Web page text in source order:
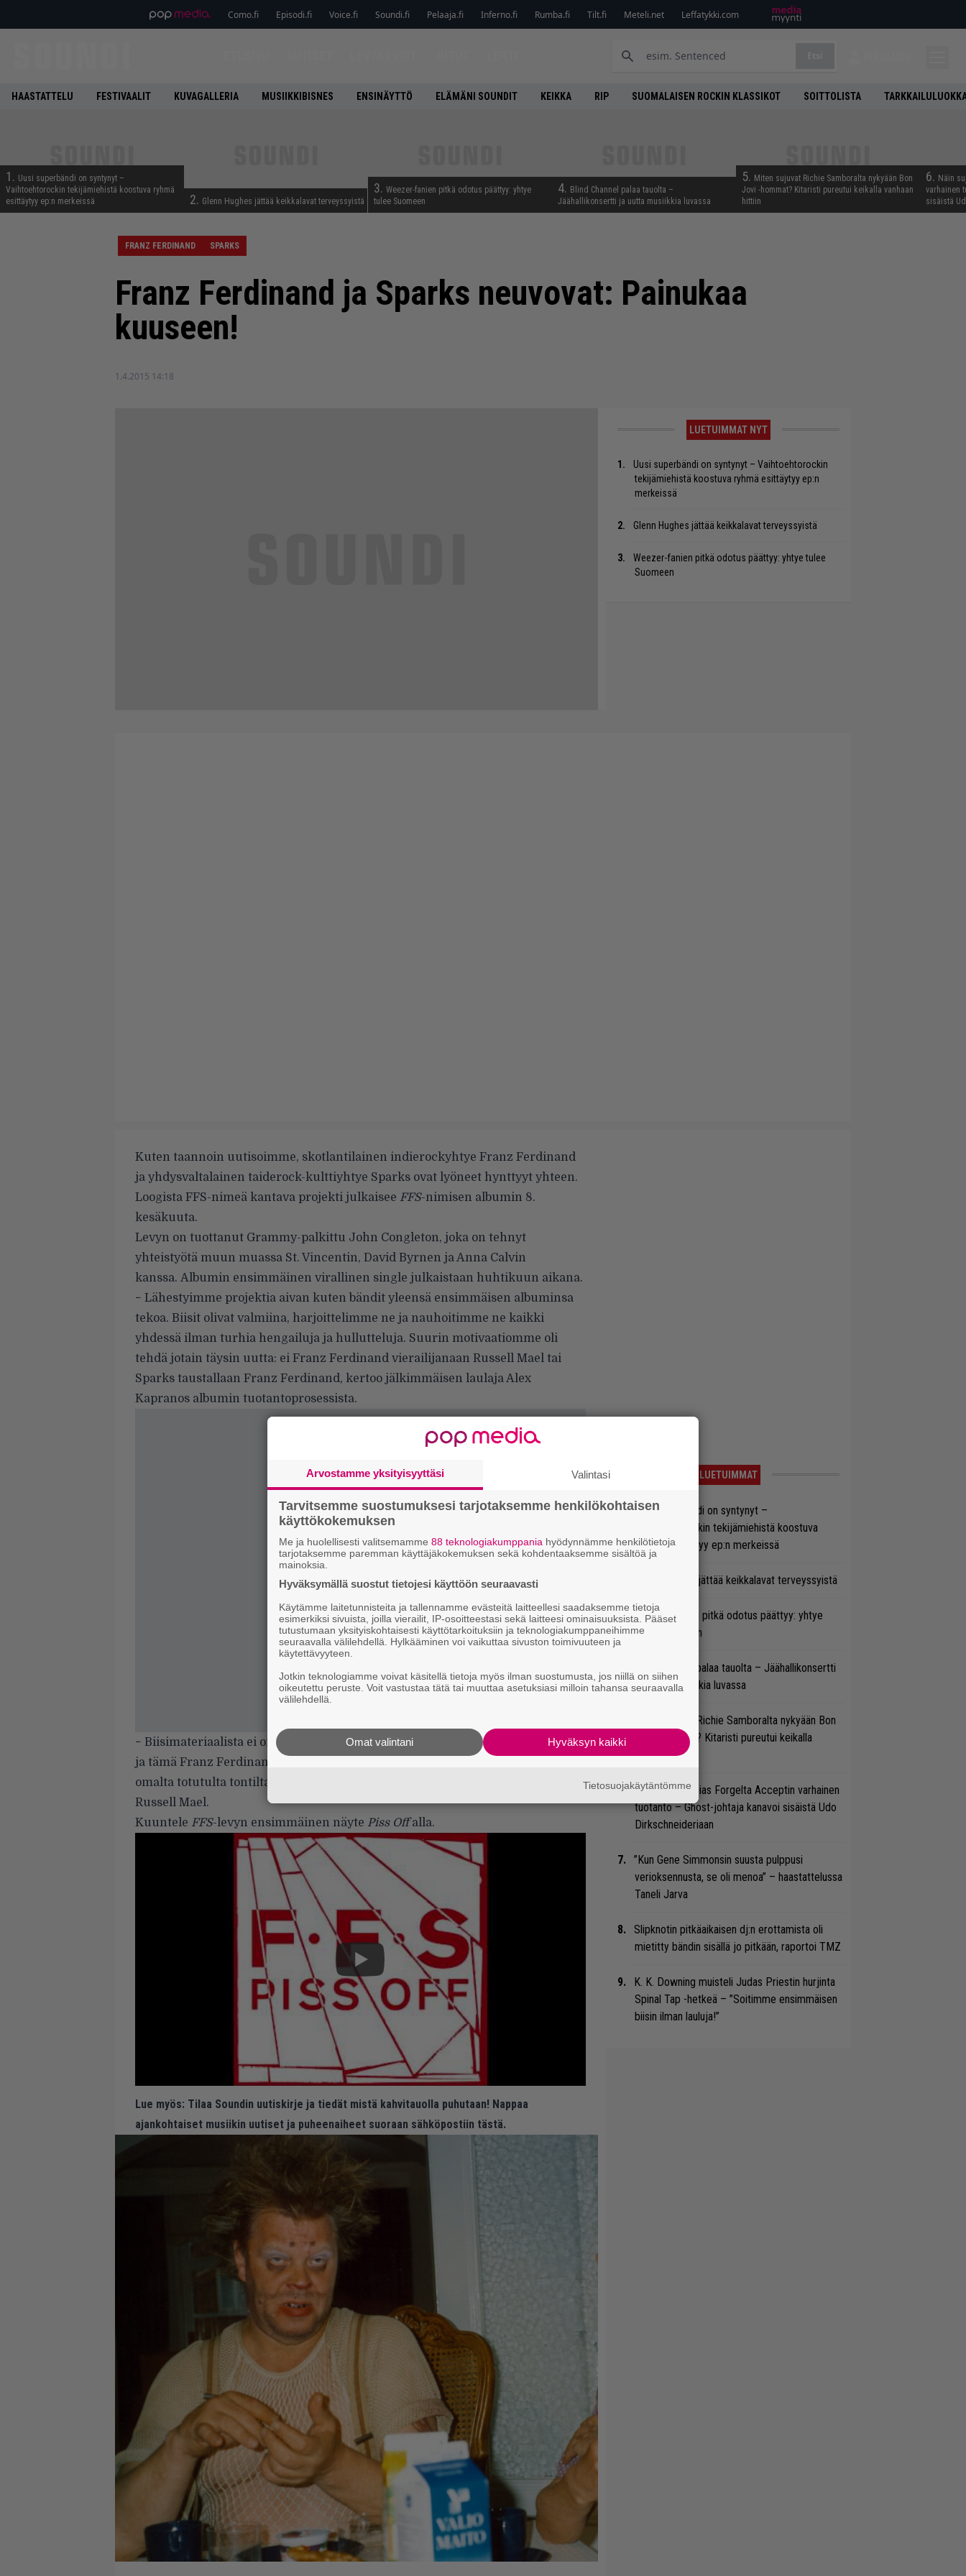
Como.fi Episodi.fi Voice.fi Soundi.fi Pelaaja.fi Inferno.fi Rumba.fi Tilt.fi Meteli.net Leffatykki.com
HAASTATTELU FESTIVAALIT KUVAGALLERIA MUSIIKKIBISNES ENSINÄYTTÖ ELÄMÄNI SOUNDIT KEIKKA RIP SUOMALAISEN ROCKIN KLASSIKOT SOITTOLISTA
1. Uusi superbändi on syntynyt –
Vaihtoehtorockin tekijämiehistä koostuva ryhmä
esittäytyy ep:n merkeissä
2. Glenn Hughes jättää keikkalavat terveyssyistä
3. Weezer-fanien pitkä odotus päättyy: yhtye
tulee Suomeen
4. Blind Channel palaa tauolta –
Jäähallikonsertti ja uutta musiikkia luvassa
5. Miten sujuvat Richie Samboralta nykyään Bon
Jovi -hommat? Kitaristi pureutui keikalla vanhaan
hittiin
6. Näin
varhainen
sisäistä
FRANZ FERDINAND SPARKS
Franz Ferdinand ja Sparks neuvovat: Painukaa
kuuseen!
1.4.2015 14:18
LUETUIMMAT NYT
Uusi superbändi on syntynyt – Vaihtoehtorockin
tekijämiehistä koostuva ryhmä esittäytyy ep:n
merkeissä
Glenn Hughes jättää keikkalavat terveyssyistä
Weezer-fanien pitkä odotus päättyy: yhtye tulee
Suomeen
Kuten taannoin uutisoimme, skotlantilainen indierockyhtye Franz Ferdinand
ja yhdysvaltalainen taiderock-kulttiyhtye Sparks ovat lyöneet hynttyyt yhteen.
Loogista FFS-nimeä kantava projekti julkaisee FFS-nimisen albumin 8.
kesäkuuta.
Levyn on tuottanut Grammy-palkittu John Congleton, joka on tehnyt
yhteistyötä muun muassa St. Vincentin, David Byrnen ja Anna Calvin
kanssa. Albumin ensimmäinen virallinen single julkaistaan huhtikuun aikana.
− Lähestyimme projektia aivan kuten bändit yleensä ensimmäisen albuminsa
tekoa. Biisit olivat valmiina, harjoittelimme ne ja nauhoitimme ne kaikki
yhdessä ilman turhia hengailuja ja hullutteluja. Suurin motivaatiomme oli
tehdä jotain täysin uutta: ei Franz Ferdinand vierailijanaan Russell Mael tai
Sparks taustallaan Franz Ferdinand, kertoo jälkimmäisen laulaja Alex
Kapranos albumin tuotantoprosessista.
− Biisimateriaalista ei oikeastaan voi suoraan sanoa, että tämä osa on Sparksia
ja tämä Franz Ferdinandia. Uskon, että kumpikin yhtye otti harppauksen pois
omalta totutulta tontiltaan luodakseen jotain uutta, toteaa puolestaan Sparksin
Russell Mael.
Kuuntele FFS-levyn ensimmäinen näyte Piss Offalla.
Lue myös: Tilaa Soundin uutiskirje ja tiedät mistä kahvitauolla puhutaan! Nappaa
ajankohtaiset musiikin uutiset ja puheenaiheet suoraan sähköpostiin tästä.
LUETUIMMAT
Uusi superbändi on syntynyt –
Vaihtoehtorockin tekijämiehistä koostuva
ryhmä esittäytyy ep:n merkeissä
Glenn Hughes jättää keikkalavat terveyssyistä
Weezer-fanien pitkä odotus päättyy: yhtye
tulee Suomeen
Blind Channel palaa tauolta – Jäähallikonsertti
ja uutta musiikkia luvassa
Miten sujuvat Richie Samboralta nykyään Bon
Jovi -hommat? Kitaristi pureutui keikalla
vanhaan hittiin
Näin sujuu Tobias Forgelta Acceptin varhainen
tuotanto – Ghost-johtaja kanavoi sisäistä Udo
Dirkschneideriaan
”Kun Gene Simmonsin suusta pulppusi
verioksennusta, se oli menoa” – haastattelussa
Taneli Jarva
Slipknotin pitkäaikaisen dj:n erottamista oli
mietitty bändin sisällä jo pitkään, raportoi TMZ
K. K. Downing muisteli Judas Priestin hurjinta
Spinal Tap -hetkeä – ”Soitimme ensimmäisen
biisin ilman lauluja!”
Arvostamme yksityisyyttäsi Valintasi
Tarvitsemme suostumuksesi tarjotaksemme henkilökohtaisen
käyttökokemuksen
Me ja huolellisesti valitsemamme 88 teknologiakumppania hyödynnämme henkilötietoja
tarjotaksemme paremman käyttäjäkokemuksen sekä kohdentaaksemme sisältöä ja
mainoksia.
Hyväksymällä suostut tietojesi käyttöön seuraavasti
Käytämme laitetunnisteita ja tallennamme evästeitä laitteellesi saadaksemme tietoja
esimerkiksi sivuista, joilla vierailit, IP-osoitteestasi sekä laitteesi ominaisuuksista. Pääset
tutustumaan yksityiskohtaisesti käyttötarkoituksiin ja teknologiakumppaneihimme
seuraavalla välilehdellä. Hylkääminen voi vaikuttaa sivuston toimivuuteen ja
käytettävyyteen.
Jotkin teknologiamme voivat käsitellä tietoja myös ilman suostumusta, jos niillä on siihen
oikeutettu peruste. Voit vastustaa tätä tai muuttaa asetuksiasi milloin tahansa seuraavalla
välilehdellä.
Hyväksyn kaikki
Omat valintani
Tietosuojakäytäntömme